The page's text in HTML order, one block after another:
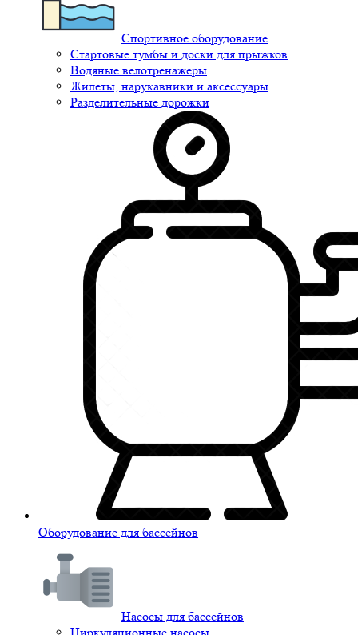
Спортивное оборудование
Стартовые тумбы и доски для прыжков
Водяные велотренажеры
Жилеты, нарукавники и аксессуары
Разделительные дорожки
Оборудование для бассейнов
Насосы для бассейнов